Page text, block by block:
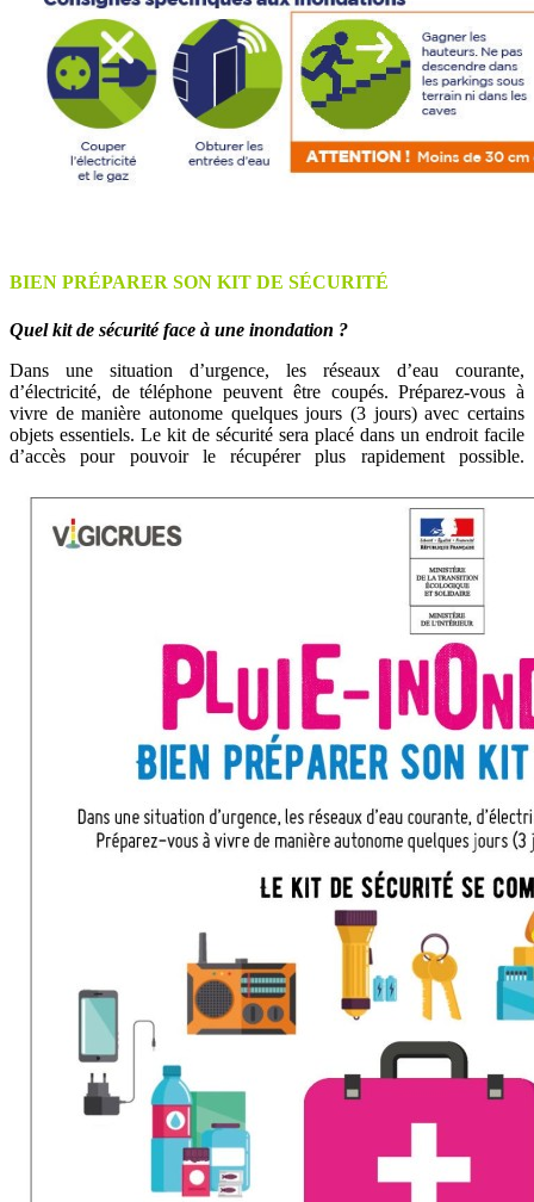
BIEN PRÉPARER SON KIT DE SÉCURITÉ
Quel kit de sécurité face à une inondation ?
Dans une situation d’urgence, les réseaux d’eau courante,
d’électricité, de téléphone peuvent être coupés. Préparez-vous à
vivre de manière autonome quelques jours (3 jours) avec certains
objets essentiels. Le kit de sécurité sera placé dans un endroit facile
d’accès pour pouvoir le récupérer plus rapidement possible.